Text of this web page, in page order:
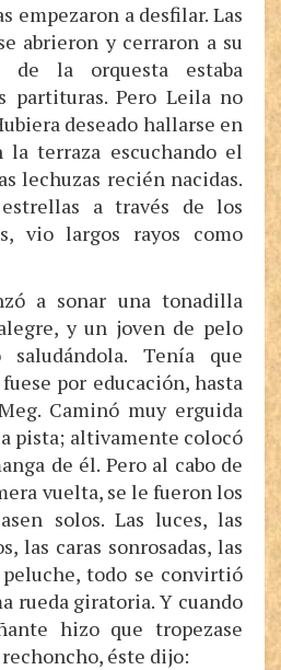
empezaron a desfilar. Las
abrieron y cerraron a su
de la orquesta estaba
partituras. Pero Leila no
deseado hallarse en
la terraza escuchando el
lechuzas recién nacidas.
a través de los
vio largos rayos como
a sonar una tonadilla
y un joven de pelo
Tenía que
por educación, hasta
Caminó muy erguida
pista; altivamente colocó
de él. Pero al cabo de
vuelta, se le fueron los
solos. Las luces, las
las caras sonrosadas, las
todo se convirtió
rueda giratoria. Y cuando
hizo que tropezase
éste dijo: